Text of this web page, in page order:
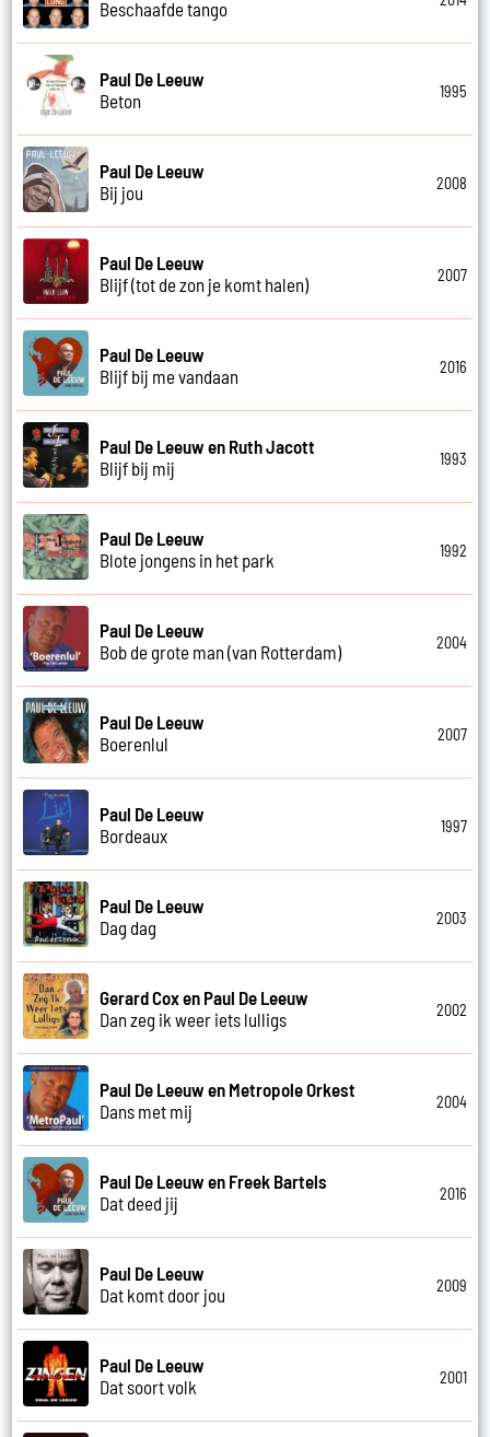
Beschaafde tango
Paul De Leeuw
Beton
1995
Paul De Leeuw
Bij jou
2008
Paul De Leeuw
Blijf (tot de zon je komt halen)
2007
Paul De Leeuw
Blijf bij me vandaan
2016
Paul De Leeuw en Ruth Jacott
Blijf bij mij
1993
Paul De Leeuw
Blote jongens in het park
1992
Paul De Leeuw
Bob de grote man (van Rotterdam)
2004
Paul De Leeuw
Boerenlul
2007
Paul De Leeuw
Bordeaux
1997
Paul De Leeuw
Dag dag
2003
Gerard Cox en Paul De Leeuw
Dan zeg ik weer iets lulligs
2002
Paul De Leeuw en Metropole Orkest
Dans met mij
2004
Paul De Leeuw en Freek Bartels
Dat deed jij
2016
Paul De Leeuw
Dat komt door jou
2009
Paul De Leeuw
Dat soort volk
2001